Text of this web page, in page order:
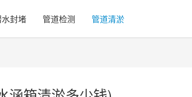
封堵 管道检测 管道清淤